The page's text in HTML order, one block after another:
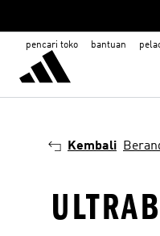
pencari toko bantuan
Kembali